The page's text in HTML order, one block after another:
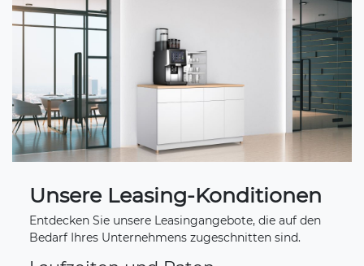
Unsere Leasing-Konditionen
Entdecken Sie unsere Leasingangebote, die auf den
Bedarf Ihres Unternehmens zugeschnitten sind.